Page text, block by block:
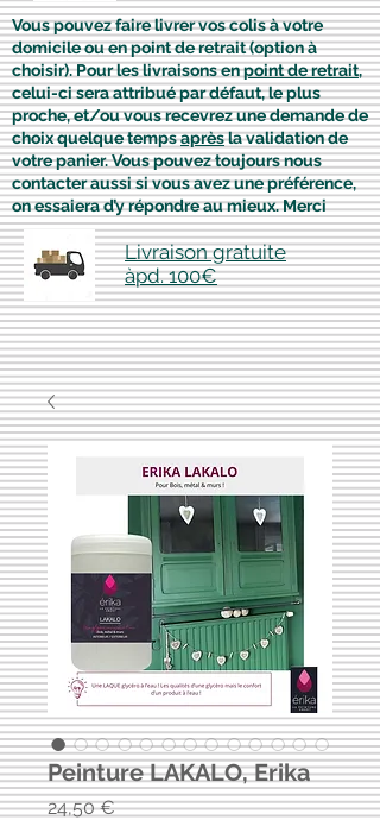
Vous pouvez faire livrer vos colis à votre
domicile ou en point de retrait (option à
choisir). Pour les livraisons enpoint de retrait,
celui-ci sera attribué par défaut, le plus
proche, et/ou vous recevrez une demande de
choix quelque tempsaprèsla validation de
votre panier. Vous pouvez toujours nous
contacter aussi si vous avez une préférence,
on essaiera d’y répondre au mieux. Merci
Livraison gratuite
àpd. 100€
Peinture LAKALO, Erika
24,50 €Prix